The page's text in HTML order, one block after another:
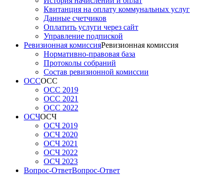
Квитанция на оплату коммунальных услуг
Данные счетчиков
Оплатить услуги через сайт
Управление подпиской
Ревизионная комиссияРевизионная комиссия
Нормативно-правовая база
Протоколы собраний
Состав ревизионной комиссии
ОССОСС
ОСС 2019
ОСС 2021
ОСС 2022
ОСЧОСЧ
ОСЧ 2019
ОСЧ 2020
ОСЧ 2021
ОСЧ 2022
ОСЧ 2023
Вопрос-ОтветВопрос-Ответ